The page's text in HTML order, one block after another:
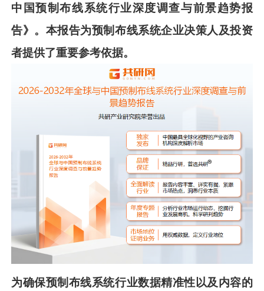
中国预制布线系统行业深度调查与前景趋势报
告》 。本报告为预制布线系统企业决策人及投资
者提供了重要参考依据。
为确保预制布线系统行业数据精准性以及内容的